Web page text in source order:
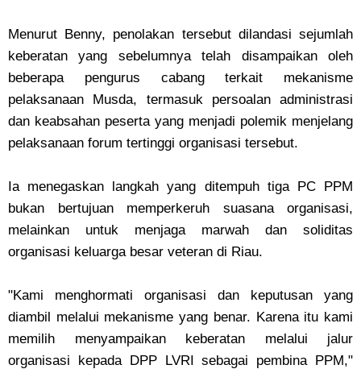
‎Menurut Benny, penolakan tersebut dilandasi sejumlah
keberatan yang sebelumnya telah disampaikan oleh
beberapa pengurus cabang terkait mekanisme
pelaksanaan Musda, termasuk persoalan administrasi
dan keabsahan peserta yang menjadi polemik menjelang
pelaksanaan forum tertinggi organisasi tersebut.
‎Ia menegaskan langkah yang ditempuh tiga PC PPM
bukan bertujuan memperkeruh suasana organisasi,
melainkan untuk menjaga marwah dan soliditas
organisasi keluarga besar veteran di Riau.
‎"Kami menghormati organisasi dan keputusan yang
diambil melalui mekanisme yang benar. Karena itu kami
memilih menyampaikan keberatan melalui jalur
organisasi kepada DPP LVRI sebagai pembina PPM,"